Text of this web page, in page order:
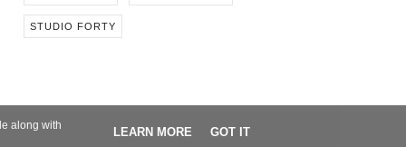
STUDIO FORTY
along with
LEARN MORE GOT IT